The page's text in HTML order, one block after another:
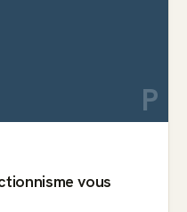
P
vous